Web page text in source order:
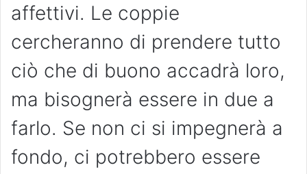
affettivi. Le coppie
cercheranno di prendere tutto
ciò che di buono accadrà loro,
ma bisognerà essere in due a
farlo. Se non ci si impegnerà a
fondo, ci potrebbero essere